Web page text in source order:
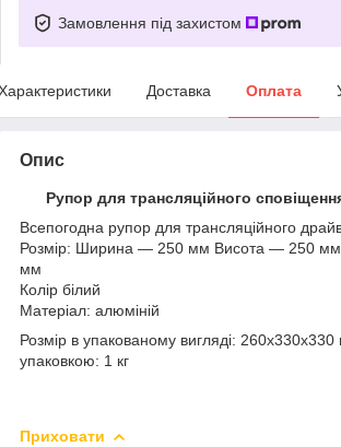
Замовлення під захистом
Доставка Оплата
Опис
Рупор для трансляційного
Всепогодна рупор для трансляційного
Розмір: Ширина — 250 мм Висота — 250
мм
Колір білий
Матеріал: алюміній
Розмір в упакованому вигляді:
упаковкою: 1 кг
Приховати